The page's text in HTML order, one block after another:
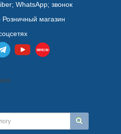
WhatsАpp; звонок
Розничный магазин